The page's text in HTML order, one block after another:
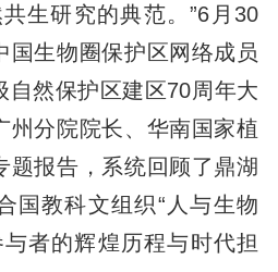
生研究的典范。”6月30
国生物圈保护区网络成员
自然保护区建区70周年大
州分院院长、华南国家植
题报告，系统回顾了鼎湖
国教科文组织“人与生物
者的辉煌历程与时代担